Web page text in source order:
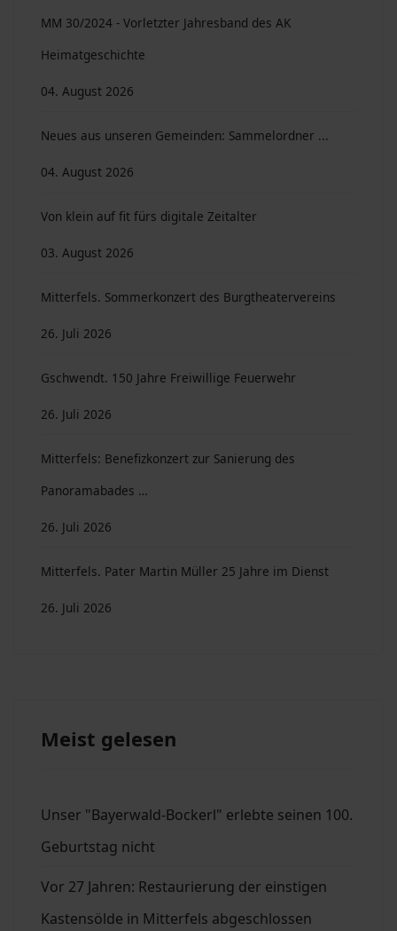
MM 30/2024 - Vorletzter Jahresband des AK
Heimatgeschichte
04. August 2026
Neues aus unseren Gemeinden: Sammelordner ...
04. August 2026
Von klein auf fit fürs digitale Zeitalter
03. August 2026
Mitterfels. Sommerkonzert des Burgtheatervereins
26. Juli 2026
Gschwendt. 150 Jahre Freiwillige Feuerwehr
26. Juli 2026
Mitterfels: Benefizkonzert zur Sanierung des
Panoramabades …
26. Juli 2026
Mitterfels. Pater Martin Müller 25 Jahre im Dienst
26. Juli 2026
Meist gelesen
Unser "Bayerwald-Bockerl" erlebte seinen 100.
Geburtstag nicht
Vor 27 Jahren: Restaurierung der einstigen
Kastensölde in Mitterfels abgeschlossen